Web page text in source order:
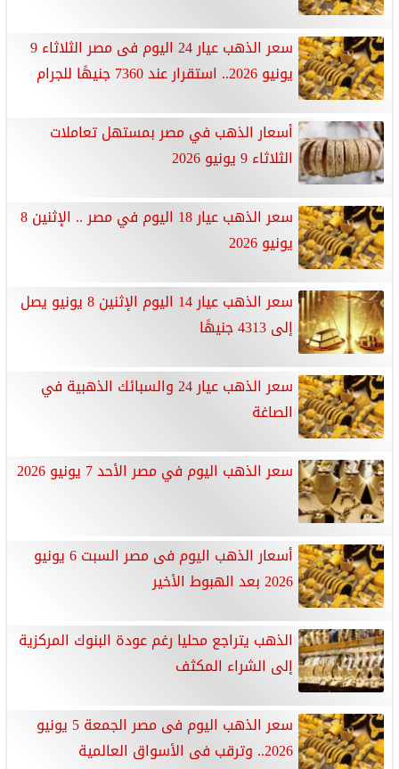
سعر الذهب عيار 24 اليوم فى مصر الثلاثاء 9
يونيو 2026.. استقرار عند 7360 جنيهًا للجرام
أسعار الذهب في مصر بمستهل تعاملات
الثلاثاء 9 يونيو 2026
سعر الذهب عيار 18 اليوم في مصر .. الإثنين 8
يونيو 2026
سعر الذهب عيار 14 اليوم الإثنين 8 يونيو يصل
إلى 4313 جنيهًا
سعر الذهب عيار 24 والسبائك الذهبية في
الصاغة
سعر الذهب اليوم في مصر الأحد 7 يونيو 2026
أسعار الذهب اليوم فى مصر السبت 6 يونيو
2026 بعد الهبوط الأخير
الذهب يتراجع محليا رغم عودة البنوك المركزية
إلى الشراء المكثف
سعر الذهب اليوم فى مصر الجمعة 5 يونيو
2026.. وترقب فى الأسواق العالمية